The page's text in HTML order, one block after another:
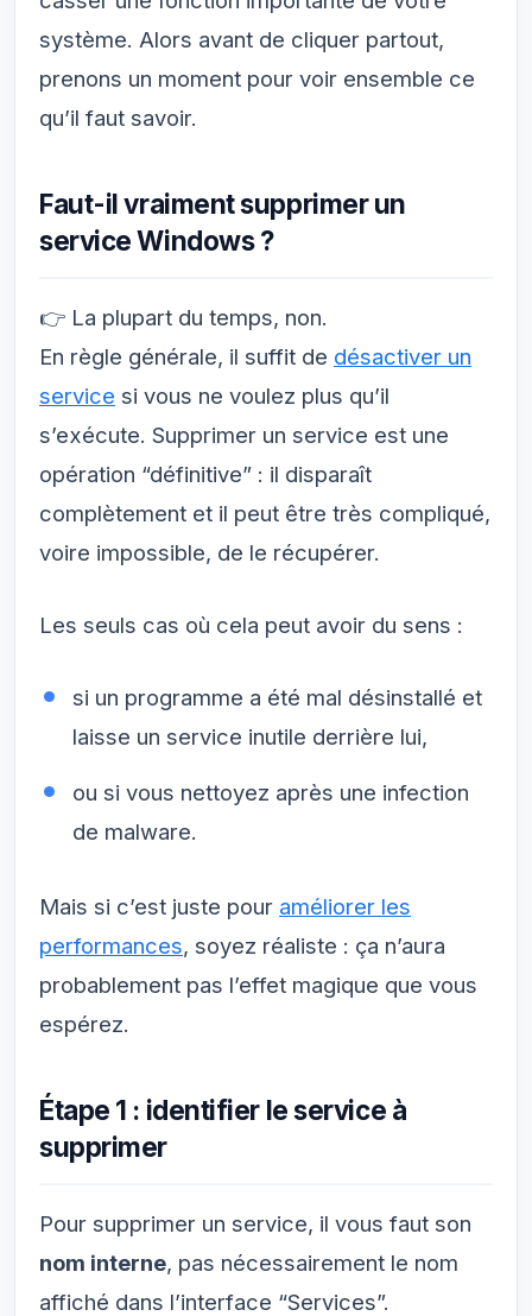
système. Alors avant de cliquer partout,
prenons un moment pour voir ensemble ce
qu’il faut savoir.
Faut-il vraiment supprimer un
service Windows ?
👉 La plupart du temps, non.
En règle générale, il suffit de désactiver un
service si vous ne voulez plus qu’il
s’exécute. Supprimer un service est une
opération “définitive” : il disparaît
complètement et il peut être très compliqué,
voire impossible, de le récupérer.
Les seuls cas où cela peut avoir du sens :
si un programme a été mal désinstallé et
laisse un service inutile derrière lui,
ou si vous nettoyez après une infection
de malware.
Mais si c’est juste pour améliorer les
performances, soyez réaliste : ça n’aura
probablement pas l’effet magique que vous
espérez.
Étape 1 : identifier le service à
supprimer
Pour supprimer un service, il vous faut son
nom interne, pas nécessairement le nom
affiché dans l’interface “Services”.